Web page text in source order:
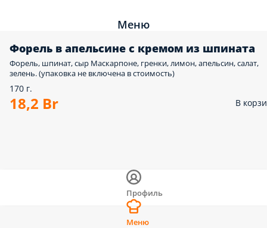
Меню
Форель в апельсине с кремом из шпината
Форель, шпинат, сыр Маскарпоне, гренки, лимон, апельсин, салат,
зелень. (упаковка не включена в стоимость)
170 г.
18,2 Br В
Профиль
Меню